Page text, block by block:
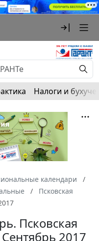
Налоги и
календари
Псковская
Псковская
2017